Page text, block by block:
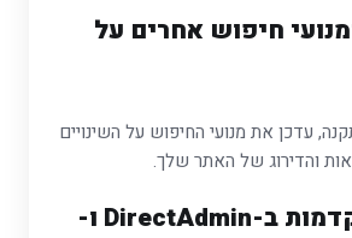
חיפוש אחרים על
עדכן את מנועי החיפוש על השינויים
והדירוג של האתר שלך.
הגדרות מתקדמות ב-DirectAdmin ו-